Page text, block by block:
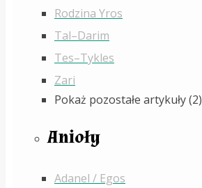
Rodzina Yros
Tal–Darim
Tes–Tykles
Zari
Pokaż pozostałe artykuły (2)
Anioły
Adanel / Egos